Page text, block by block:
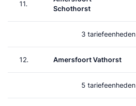
11.
Schothorst
3 tariefeenheden
12. Amersfoort Vathorst
5 tariefeenheden